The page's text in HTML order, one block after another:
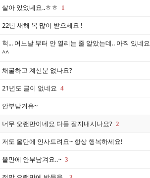
살아 있었네요..ㅎㅎ 1
22년 새해 복 많이 받으세요 !
헉... 어느날 부터 안 열리는 줄 알았는데.. 아직 있네요
^^
채굴하고 계신분 없나요?
21년도 글이 없네요 4
안부남겨유~
너무 오랜만이네요 다들 잘지내시나요? 2
저도 올만에 인사드려요~ 항상 행복하세요!
올만에 안부남겨요..~ 3